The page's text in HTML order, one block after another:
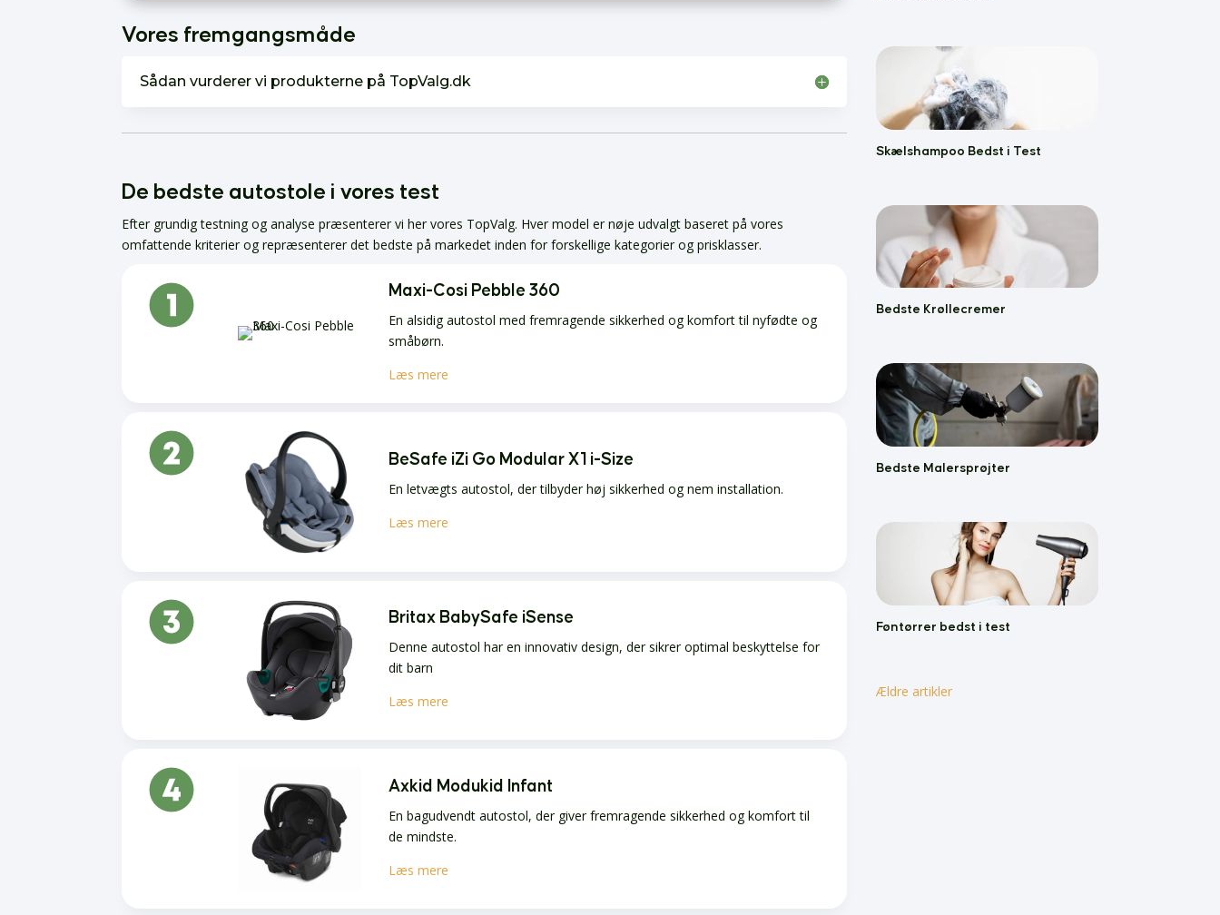
Vores fremgangsmåde
Sådan vurderer vi produkterne på TopValg.dk
De bedste autostole i vores test
Efter grundig testning og analyse præsenterer vi her vores TopValg. Hver model er nøje udvalgt baseret på vores
omfattende kriterier og repræsenterer det bedste på markedet inden for forskellige kategorier og prisklasser.
Maxi-Cosi Pebble 360
En alsidig autostol med fremragende sikkerhed og komfort til nyfødte og
småbørn.
Læs mere
BeSafe iZi Go Modular X1 i-Size
En letvægts autostol, der tilbyder høj sikkerhed og nem installation.
Læs mere
Britax BabySafe iSense
Denne autostol har en innovativ design, der sikrer optimal beskyttelse for
dit barn
Læs mere
Axkid Modukid Infant
En bagudvendt autostol, der giver fremragende sikkerhed og komfort til
de mindste.
Læs mere
Skælshampoo Bedst i Test
Bedste Krøllecremer
Bedste Malersprøjter
Føntørrer bedst i test
Ældre artikler